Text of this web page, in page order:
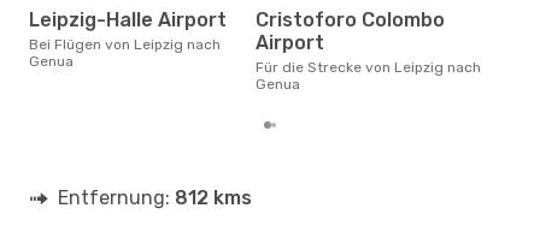
Leipzig-Halle Airport
Bei Flügen von Leipzig nach
Genua
Cristoforo Colombo
Airport
Für die Strecke von Leipzig nach
Genua
Entfernung: 812 kms